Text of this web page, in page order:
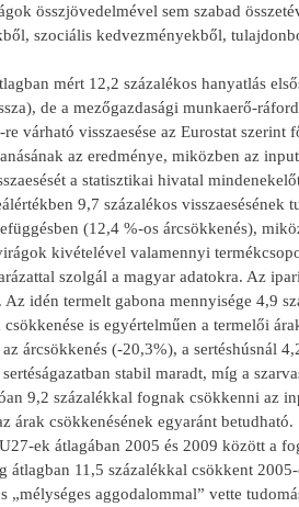
összjövedelmével sem szabad
szociális kedvezményekből,
mért 12,2 százalékos hanyatlás
de a mezőgazdasági munkaerő-
várható visszaesése az Eurostat
az eredménye, miközben az
a statisztikai hivatal
9,7 százalékos
(12,4 %-os árcsökkenés),
kivételével valamennyi
szolgál a magyar adatokra. Az
idén termelt gabona mennyisége 4,9
is egyértelműen a termelői
árcsökkenés (-20,3%), a sertéshúsnál
stabil maradt, míg a
9,2 százalékkal fognak csökkenni az
árak csökkenésének egyaránt betudható.
ek átlagában 2005 és 2009 között a
átlagban 11,5 százalékkal csökkent
„mélységes aggodalommal” vette